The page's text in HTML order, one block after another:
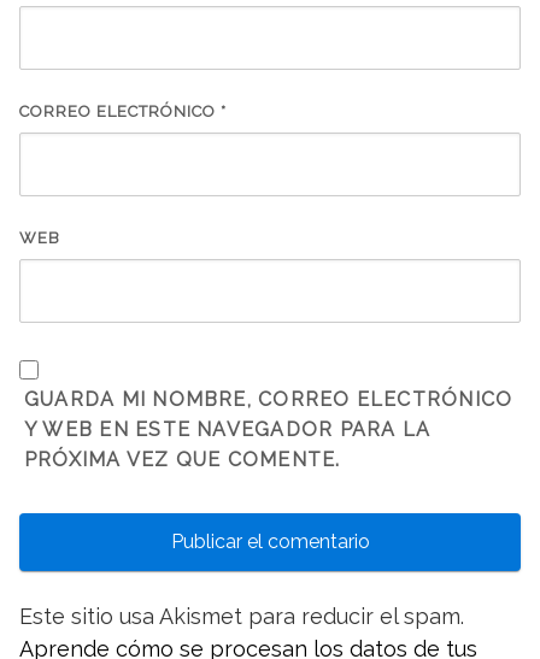
CORREO ELECTRÓNICO *
WEB
GUARDA MI NOMBRE, CORREO ELECTRÓNICO
Y WEB EN ESTE NAVEGADOR PARA LA
PRÓXIMA VEZ QUE COMENTE.
Este sitio usa Akismet para reducir el spam.
Aprende cómo se procesan los datos de tus